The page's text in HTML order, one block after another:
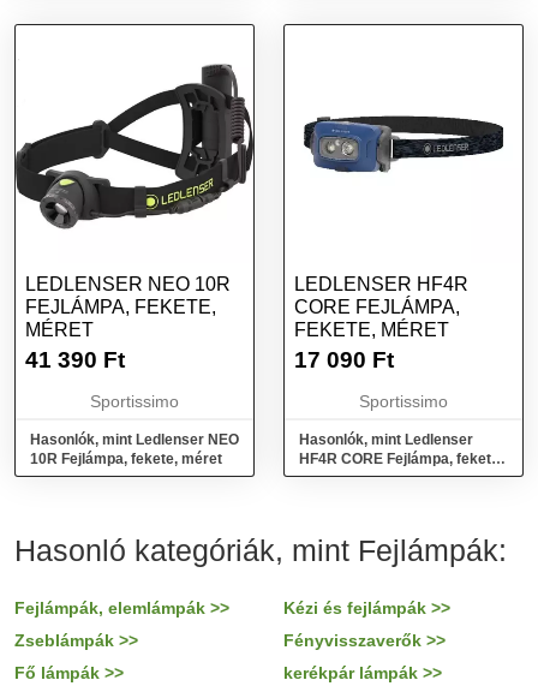
LEDLENSER NEO 10R
FEJLÁMPA, FEKETE,
MÉRET
41 390 Ft
Sportissimo
Hasonlók, mint Ledlenser NEO
10R Fejlámpa, fekete, méret
LEDLENSER HF4R
CORE FEJLÁMPA,
FEKETE, MÉRET
17 090 Ft
Sportissimo
Hasonlók, mint Ledlenser
HF4R CORE Fejlámpa, fekete,
méret
Hasonló kategóriák, mint Fejlámpák:
Fejlámpák, elemlámpák >>
Kézi és fejlámpák >>
Zseblámpák >>
Fényvisszaverők >>
Fő lámpák >>
kerékpár lámpák >>